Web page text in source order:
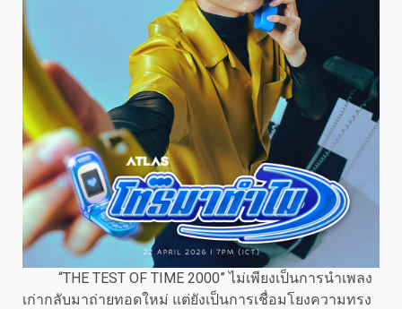
“THE TEST OF TIME 2000” ไม่เพียงเป็นการนำเพลง
เก่ากลับมาถ่ายทอดใหม่ แต่ยังเป็นการเชื่อมโยงความทรง